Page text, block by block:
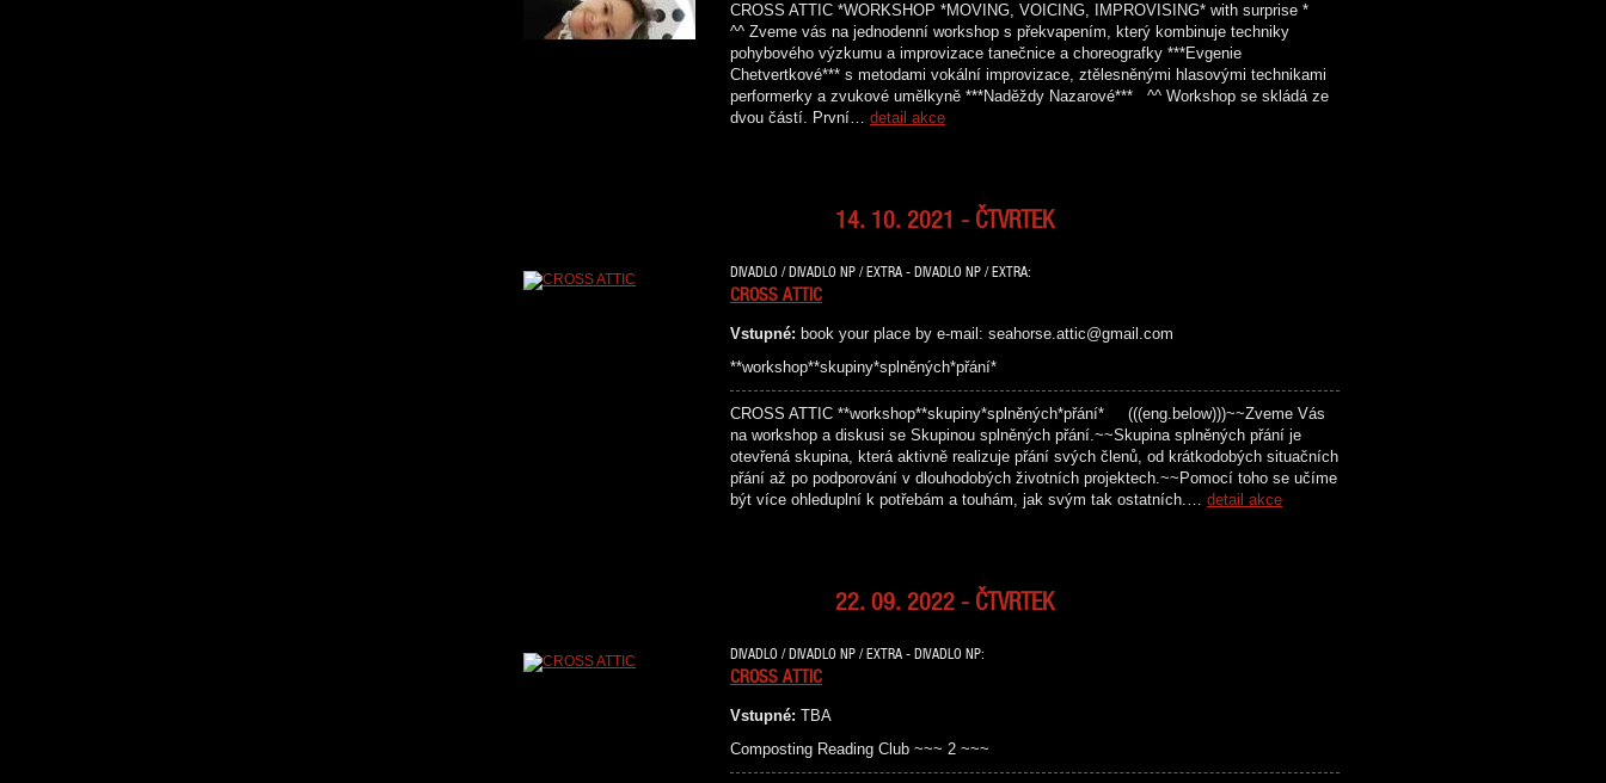
CROSS ATTIC *WORKSHOP *MOVING, VOICING, IMPROVISING* with surprise *
^^ Zveme vás na jednodenní workshop s překvapením, který kombinuje techniky
pohybového výzkumu a improvizace tanečnice a choreografky ***Evgenie
Chetvertkové*** s metodami vokální improvizace, ztělesněnými hlasovými technikami
performerky a zvukové umělkyně ***Naděždy Nazarové*** ^^ Workshop se skládá ze
dvou částí. První… detail akce
14. 10. 2021 - ČTVRTEK
DIVADLO / DIVADLO NP / EXTRA - DIVADLO NP / EXTRA:
CROSS ATTIC
Vstupné: book your place by e-mail: seahorse.attic@gmail.com
**workshop**skupiny*splněných*přání*
CROSS ATTIC **workshop**skupiny*splněných*přání* (((eng.below)))~~Zveme Vás
na workshop a diskusi se Skupinou splněných přání.~~Skupina splněných přání je
otevřená skupina, která aktivně realizuje přání svých členů, od krátkodobých situačních
přání až po podporování v dlouhodobých životních projektech.~~Pomocí toho se učíme
být více ohleduplní k potřebám a touhám, jak svým tak ostatních.… detail akce
22. 09. 2022 - ČTVRTEK
DIVADLO / DIVADLO NP / EXTRA - DIVADLO NP:
CROSS ATTIC
Vstupné: TBA
Composting Reading Club ~~~ 2 ~~~